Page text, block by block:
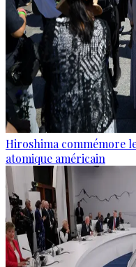
Hiroshima commémore
atomique américain